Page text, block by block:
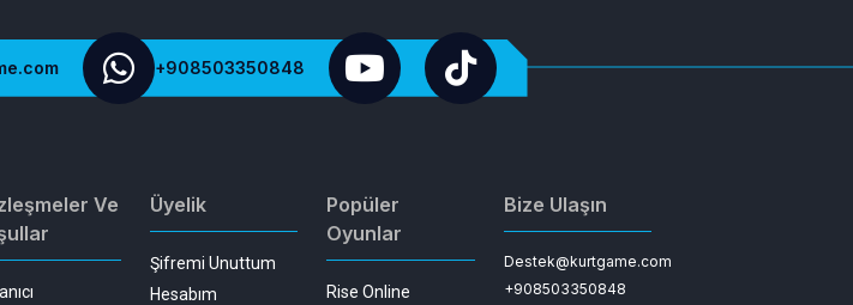
+908503350848
Ve
Üyelik
Şifremi Unuttum
Hesabım
Popüler
Oyunlar
Rise Online
Bize Ulaşın
Destek@kurtgame.com
+908503350848